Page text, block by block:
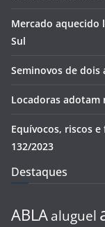
Mercado aquecido
Sul
Seminovos de dois
Locadoras adotam
Equívocos, riscos
132/2023
Destaques
ABLA aluguel